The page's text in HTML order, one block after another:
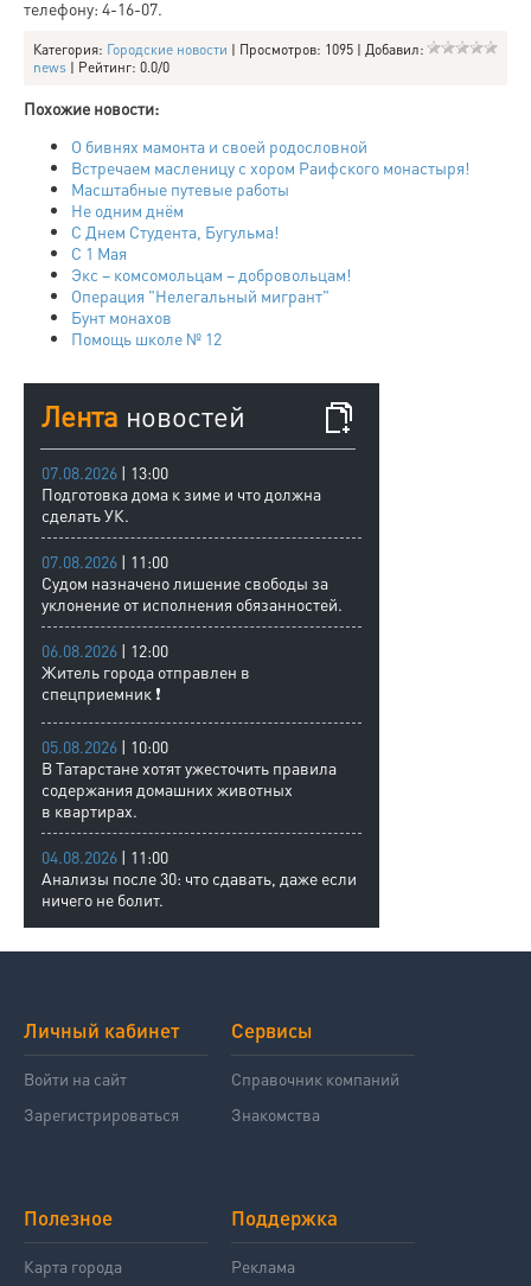
телефону: 4-16-07.
Категория: Городские новости | Просмотров: 1095 | Добавил:
news | Рейтинг: 0.0/0
Похожие новости:
О бивнях мамонта и своей родословной
Встречаем масленицу с хором Раифского монастыря!
Масштабные путевые работы
Не одним днём
С Днем Студента, Бугульма!
C 1 Мая
Экс – комсомольцам – добровольцам!
Операция "Нелегальный мигрант"
Бунт монахов
Помощь школе № 12
Лента новостей
07.08.2026 | 13:00
Подготовка дома к зиме и что должна
сделать УК.
07.08.2026 | 11:00
Судом назначено лишение свободы за
уклонение от исполнения обязанностей.
06.08.2026 | 12:00
Житель города отправлен в
спецприемник ❗
05.08.2026 | 10:00
В Татарстане хотят ужесточить правила
содержания домашних животных
в квартирах.
04.08.2026 | 11:00
Анализы после 30: что сдавать, даже если
ничего не болит.
Личный кабинет
Войти на сайт
Зарегистрироваться
Сервисы
Справочник компаний
Знакомства
Полезное
Карта города
Поддержка
Реклама